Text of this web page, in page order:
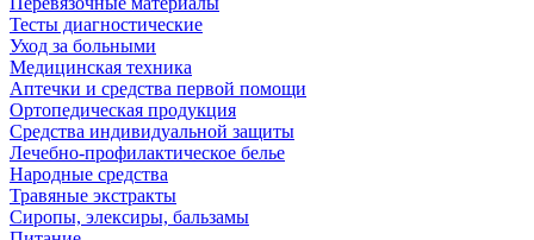
Тесты диагностические
Уход за больными
Медицинская техника
Аптечки и средства первой помощи
Ортопедическая продукция
Средства индивидуальной защиты
Лечебно-профилактическое белье
Народные средства
Травяные экстракты
Сиропы, элексиры, бальзамы